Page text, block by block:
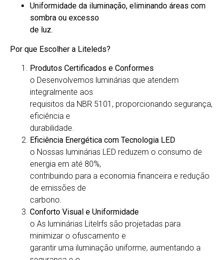
Uniformidade da iluminação, eliminando áreas com
sombra ou excesso
de luz.
Por que Escolher a Liteleds?
Produtos Certificados e Conformes
o Desenvolvemos luminárias que atendem
integralmente aos
requisitos da NBR 5101, proporcionando segurança,
eficiência e
durabilidade.
Eficiência Energética com Tecnologia LED
o Nossas luminárias LED reduzem o consumo de
energia em até 80%,
contribuindo para a economia financeira e redução
de emissões de
carbono.
Conforto Visual e Uniformidade
o As luminárias Litelrfs são projetadas para
minimizar o ofuscamento e
garantir uma iluminação uniforme, aumentando a